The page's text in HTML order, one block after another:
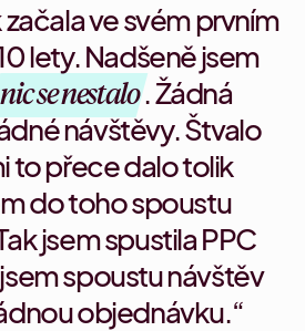
začala ve svém prvním
lety. Nadšeně jsem
nic se nestalo. Žádná
návštěvy. Štvalo
to přece dalo tolik
do toho spoustu
jsem spustila PPC
spoustu návštěv
objednávku.“